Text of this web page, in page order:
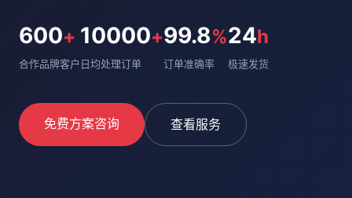
600+
合作品牌客户
10000+
日均处理订单
99.8%
订单准确率
24h
极速发货
免费方案咨询 查看服务